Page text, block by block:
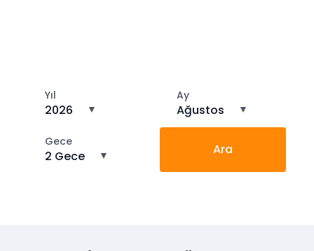
Yıl
2026 ▼
Ay
Ağustos ▼
Gece
2 Gece ▼ Ara